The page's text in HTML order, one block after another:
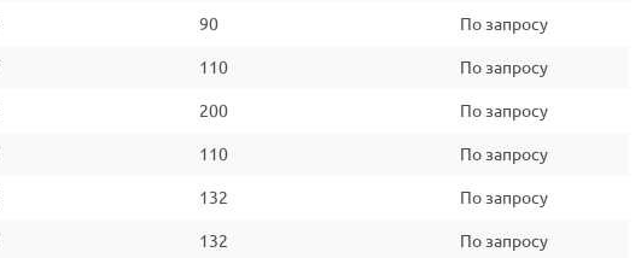
90 По запросу
110 По запросу
200 По запросу
110 По запросу
132 По запросу
132 По запросу